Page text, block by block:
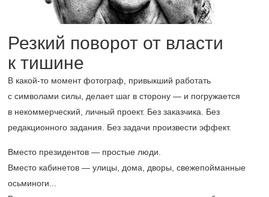
Резкий поворот от власти
к тишине
В какой-то момент фотограф, привыкший работать
с символами силы, делает шаг в сторону — и погружается
в некоммерческий, личный проект. Без заказчика. Без
редакционного задания. Без задачи произвести эффект.
Вместо президентов — простые люди.
Вместо кабинетов — улицы, дома, дворы, свежепойманные
осьминоги...